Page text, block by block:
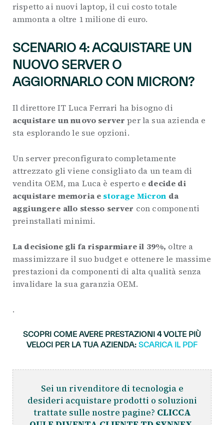
rispetto ai nuovi laptop, il cui costo totale
ammonta a oltre 1 milione di euro.
SCENARIO 4: ACQUISTARE UN
NUOVO SERVER O
AGGIORNARLO CON MICRON?
Il direttore IT Luca Ferrari ha bisogno di
acquistare un nuovo server per la sua azienda e
sta esplorando le sue opzioni.
Un server preconfigurato completamente
attrezzato gli viene consigliato da un team di
vendita OEM, ma Luca è esperto e decide di
acquistare memoria e storage Micron da
aggiungere allo stesso server con componenti
preinstallati minimi.
La decisione gli fa risparmiare il 39%, oltre a
massimizzare il suo budget e ottenere le massime
prestazioni da componenti di alta qualità senza
invalidare la sua garanzia OEM.
.
SCOPRI COME AVERE PRESTAZIONI 4 VOLTE PIÙ
VELOCI PER LA TUA AZIENDA: SCARICA IL PDF
Sei un rivenditore di tecnologia e
desideri acquistare prodotti o soluzioni
trattate sulle nostre pagine? CLICCA